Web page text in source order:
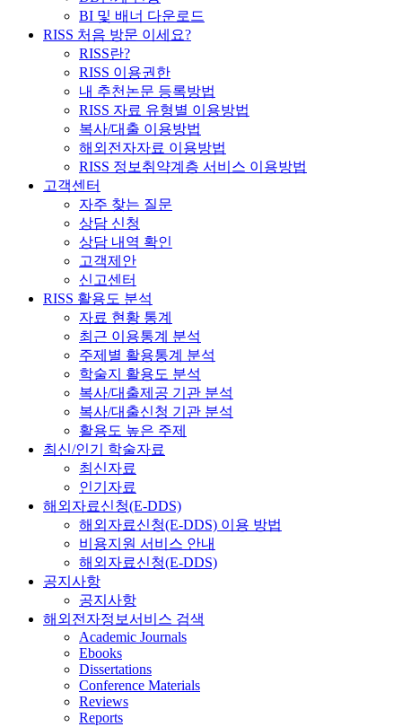
BI 및 배너 다운로드
RISS 처음 방문 이세요?
RISS란?
RISS 이용권한
내 추천논문 등록방법
RISS 자료 유형별 이용방법
복사/대출 이용방법
해외전자자료 이용방법
RISS 정보취약계층 서비스 이용방법
고객센터
자주 찾는 질문
상담 신청
상담 내역 확인
고객제안
신고센터
RISS 활용도 분석
자료 현황 통계
최근 이용통계 분석
주제별 활용통계 분석
학술지 활용도 분석
복사/대출제공 기관 분석
복사/대출신청 기관 분석
활용도 높은 주제
최신/인기 학술자료
최신자료
인기자료
해외자료신청(E-DDS)
해외자료신청(E-DDS) 이용 방법
비용지원 서비스 안내
해외자료신청(E-DDS)
공지사항
공지사항
해외전자정보서비스 검색
Academic Journals
Ebooks
Dissertations
Conference Materials
Reviews
Reports